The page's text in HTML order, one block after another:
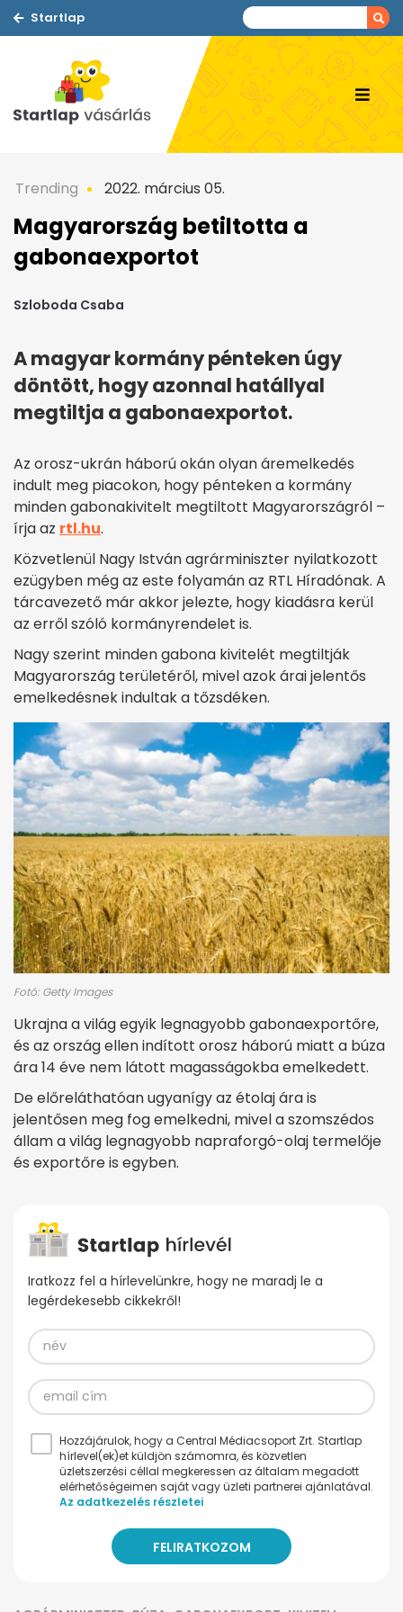
Startlap
Trending 2022. március 05.
Magyarország betiltotta a
gabonaexportot
Szloboda Csaba
A magyar kormány pénteken úgy
döntött, hogy azonnal hatállyal
megtiltja a gabonaexportot.
Az orosz-ukrán háború okán olyan áremelkedés
indult meg piacokon, hogy pénteken a kormány
minden gabonakivitelt megtiltott Magyarországról –
írja az rtl.hu.
Közvetlenül Nagy István agrárminiszter nyilatkozott
ezügyben még az este folyamán az RTL Híradónak. A
tárcavezető már akkor jelezte, hogy kiadásra kerül
az erről szóló kormányrendelet is.
Nagy szerint minden gabona kivitelét megtiltják
Magyarország területéről, mivel azok árai jelentős
emelkedésnek indultak a tőzsdéken.
Fotó: Getty Images
Ukrajna a világ egyik legnagyobb gabonaexportőre,
és az ország ellen indított orosz háború miatt a búza
ára 14 éve nem látott magasságokba emelkedett.
De előreláthatóan ugyanígy az étolaj ára is
jelentősen meg fog emelkedni, mivel a szomszédos
állam a világ legnagyobb napraforgó-olaj termelője
és exportőre is egyben.
Iratkozz fel a hírlevelünkre, hogy ne maradj le a
legérdekesebb cikkekről!
Hozzájárulok, hogy a Central Médiacsoport Zrt. Startlap
hírlevel(ek)et küldjön számomra, és közvetlen
üzletszerzési céllal megkeressen az általam megadott
elérhetőségeimen saját vagy üzleti partnerei ajánlatával.
Az adatkezelés részletei